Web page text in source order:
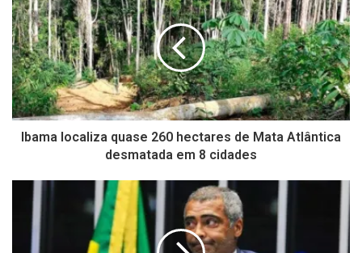
Ibama localiza quase 260 hectares de Mata Atlântica
desmatada em 8 cidades